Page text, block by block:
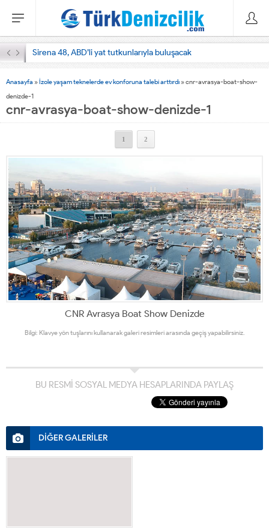
Sirena 48, ABD’li yat tutkunlarıyla buluşacak
Anasayfa »İzole yaşam teknelerde ev konforuna talebi arttırdı »cnr-avrasya-boat-show-
denizde-1
cnr-avrasya-boat-show-denizde-1
1 2
CNR Avrasya Boat Show Denizde
Bilgi: Klavye yön tuşlarını kullanarak galeri resimleri arasında geçiş yapabilirsiniz.
BU RESMİ SOSYAL MEDYA HESAPLARINDA PAYLAŞ
DİĞER GALERİLER